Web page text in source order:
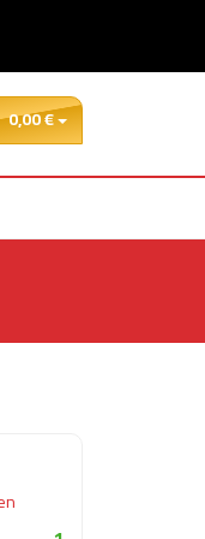
Qualität
0,00€